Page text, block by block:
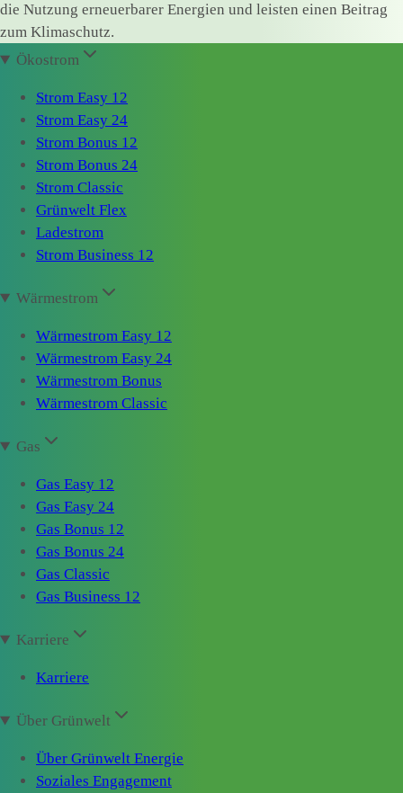
die Nutzung erneuerbarer Energien und leisten einen Beitrag
zum Klimaschutz.
Ökostrom
Strom Easy 12
Strom Easy 24
Strom Bonus 12
Strom Bonus 24
Strom Classic
Grünwelt Flex
Ladestrom
Strom Business 12
Wärmestrom
Wärmestrom Easy 12
Wärmestrom Easy 24
Wärmestrom Bonus
Wärmestrom Classic
Gas
Gas Easy 12
Gas Easy 24
Gas Bonus 12
Gas Bonus 24
Gas Classic
Gas Business 12
Karriere
Karriere
Über Grünwelt
Über Grünwelt Energie
Soziales Engagement